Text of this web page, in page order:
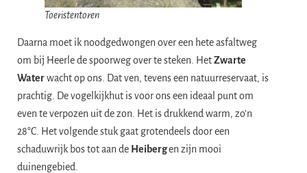
Toeristentoren
Daarna moet ik noodgedwongen over een hete asfaltweg
om bij Heerle de spoorweg over te steken. HetZwarte
Waterwacht op ons. Dat ven, tevens een natuurreservaat, is
prachtig. De vogelkijkhut is voor ons een ideaal punt om
even te verpozen uit de zon. Het is drukkend warm, zo’n
28°C. Het volgende stuk gaat grotendeels door een
schaduwrijk bos tot aan de Heibergen zijn mooi
duinengebied.